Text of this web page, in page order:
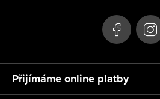
Přijímáme online platby